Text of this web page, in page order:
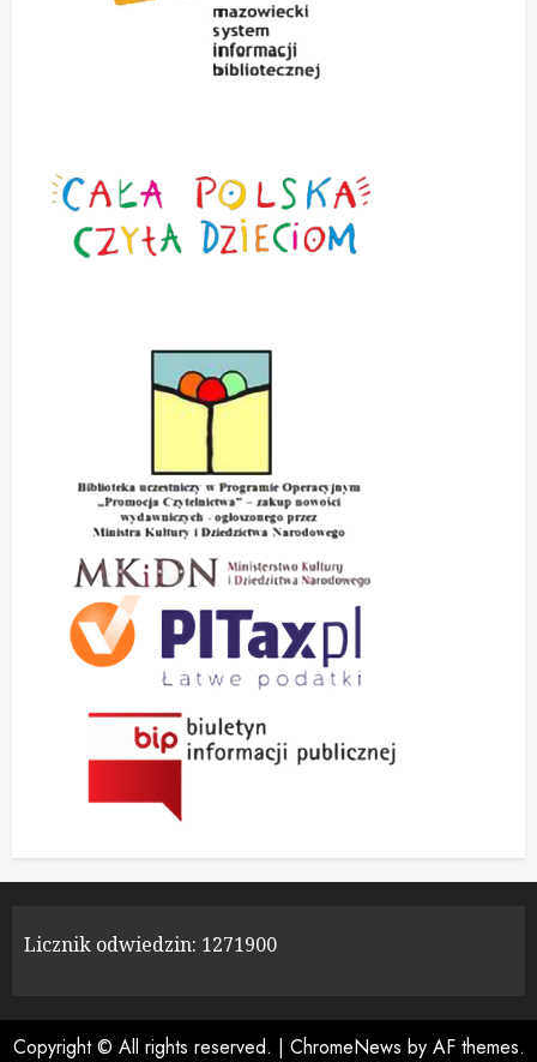
Licznik odwiedzin: 1271900
Copyright © All rights reserved. | ChromeNews by AF themes.